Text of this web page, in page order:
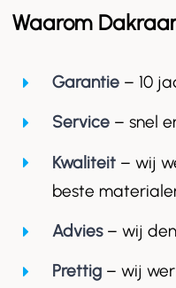
Waarom
Garantie– 10
Service – snel
Kwaliteit– wij
beste
Advies– wij
Prettig– wij